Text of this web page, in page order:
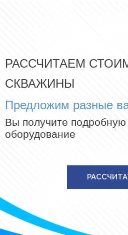
РАССЧИТАЕМ
СКВАЖИНЫ
Предложим разные
Вы получите
оборудование